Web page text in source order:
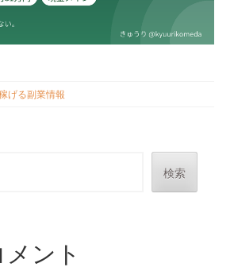
げる副業情報
検索
ント